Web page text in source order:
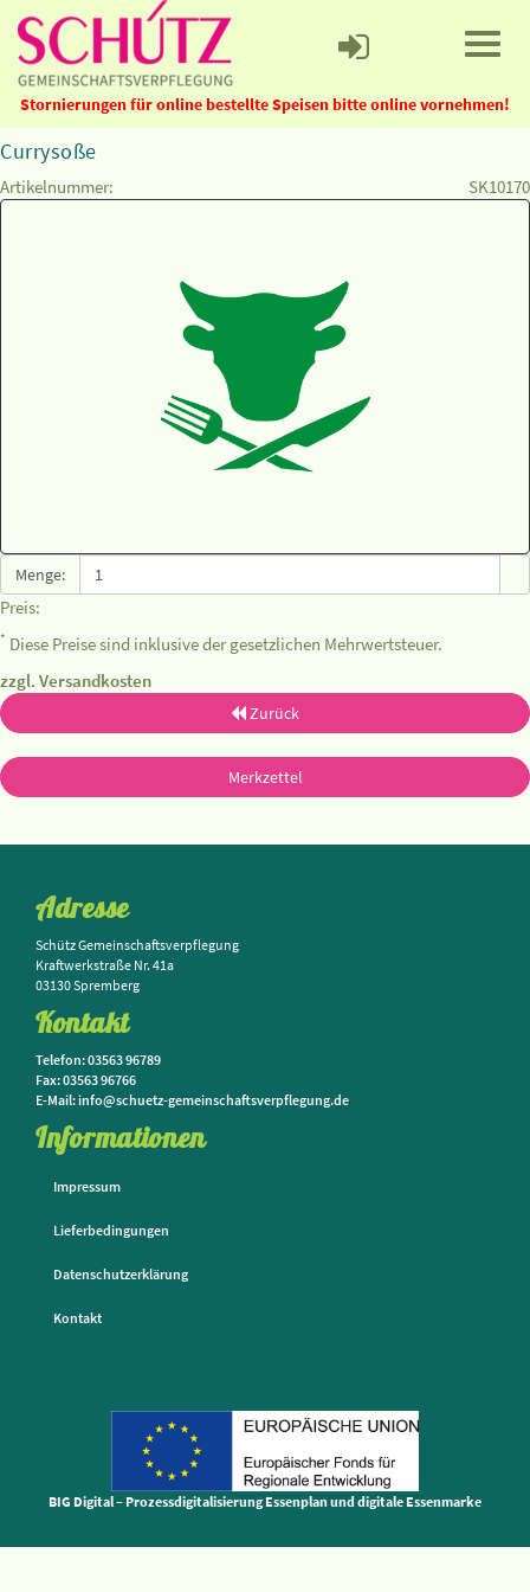
Stornierungen für online bestellte Speisen bitte online vornehmen!
Currysoße
Artikelnummer: SK10170
Menge:
Preis:
* Diese Preise sind inklusive der gesetzlichen Mehrwertsteuer.
zzgl. Versandkosten
Zurück
Merkzettel
Adresse
Schütz Gemeinschaftsverpflegung
Kraftwerkstraße Nr. 41a
03130 Spremberg
Kontakt
Telefon: 03563 96789
Fax: 03563 96766
E-Mail: info@schuetz-gemeinschaftsverpflegung.de
Informationen
Impressum
Lieferbedingungen
Datenschutzerklärung
Kontakt
BIG Digital – Prozessdigitalisierung Essenplan und digitale Essenmarke